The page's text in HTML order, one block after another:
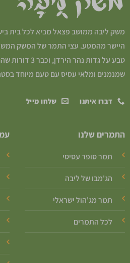
משק ליבה ממושב פצאל מביא לכל בית
היישר מהמטע. עצי התמר של המשק
טבע על גדות נהר
שמנמנים ומלאי עסיס עם טעם מיוחד
דברו איתנו שלחו מייל
התמרים שלנו
תמר סופר עסיסי
הג'מבו של ליבה
תמר מג'הול ישראלי
לכל התמרים